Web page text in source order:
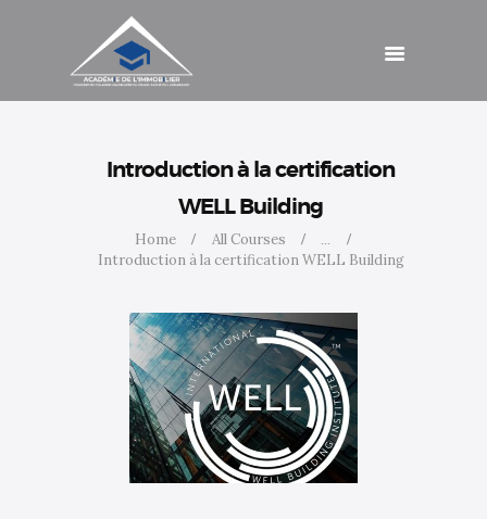
Introduction à la certification
WELL Building
Home All Courses
...
Introduction à la certification WELL Building
Schulungen
Beiträge
Kontakt